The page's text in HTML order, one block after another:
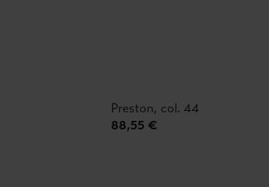
Preston, col. 44
88,55 €